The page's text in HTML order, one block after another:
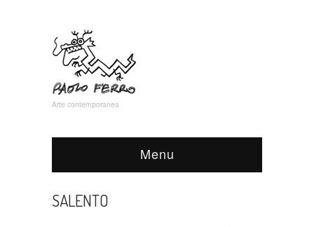
Arte contemporanea
Menu
SALENTO